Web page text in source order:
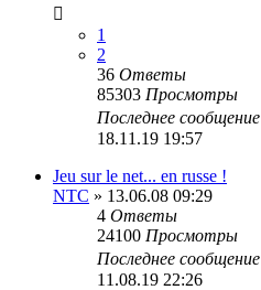
1
2
36 Ответы
85303 Просмотры
Последнее сообщение
18.11.19 19:57
Jeu sur le net... en russe !
NTC » 13.06.08 09:29
4 Ответы
24100 Просмотры
Последнее сообщение
11.08.19 22:26